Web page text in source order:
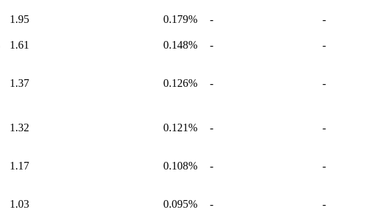
1.95 0.179% - -
1.61 0.148% - -
1.37 0.126% - -
1.32 0.121% - -
1.17 0.108% - -
1.03 0.095% - -